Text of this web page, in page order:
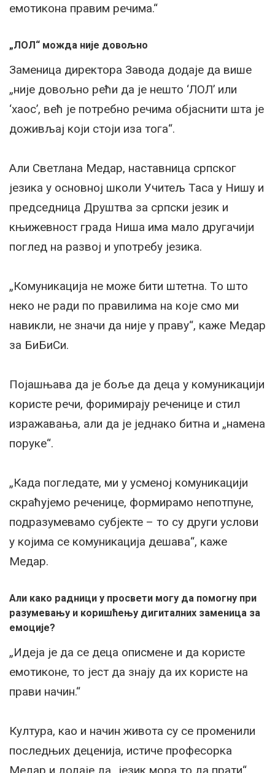
емотикона правим речима.“
„ЛОЛ“ можда није довољно
Заменица директора Завода додаје да више
„није довољно рећи да је нешто ‘ЛОЛ’ или
‘хаос’, већ је потребно речима објаснити шта је
доживљај који стоји иза тога“.
Али Светлана Медар, наставница српског
језика у основној школи Учитељ Таса у Нишу и
председница Друштва за српски језик и
књижевност града Ниша има мало другачији
поглед на развој и употребу језика.
„Комуникација не може бити штетна. То што
неко не ради по правилима на које смо ми
навикли, не значи да није у праву“, каже Медар
за БиБиСи.
Појашњава да је боље да деца у комуникацији
користе речи, форимирају реченице и стил
изражавања, али да је једнако битна и „намена
поруке“.
„Када погледате, ми у усменој комуникацији
скраћујемо реченице, формирамо непотпуне,
подразумевамо субјекте – то су други услови
у којима се комуникација дешава“, каже
Медар.
Али како радници у просвети могу да помогну при
разумевању и коришћењу дигиталних заменица за
емоције?
„Идеја је да се деца описмене и да користе
емотиконе, то јест да знају да их користе на
прави начин.“
Култура, као и начин живота су се променили
последњих деценија, истиче професорка
Медар и додаје да „језик мора то да прати“.